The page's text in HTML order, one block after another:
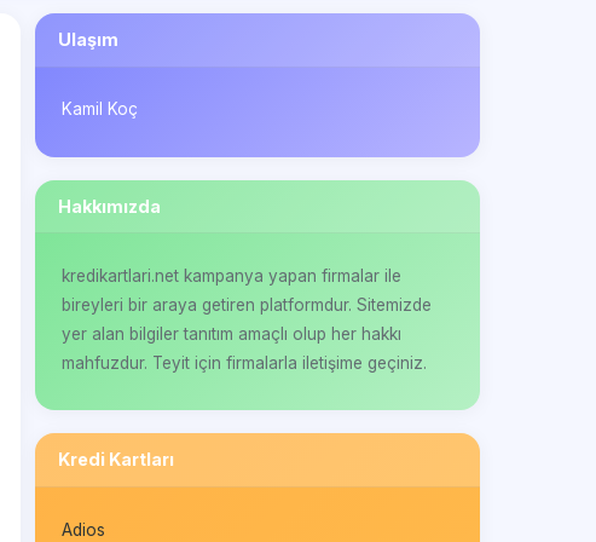
Ulaşım
Kamil Koç
Hakkımızda
kredikartlari.net kampanya yapan firmalar ile
bireyleri bir araya getiren platformdur. Sitemizde
yer alan bilgiler tanıtım amaçlı olup her hakkı
mahfuzdur. Teyit için firmalarla iletişime geçiniz.
Kredi Kartları
Adios